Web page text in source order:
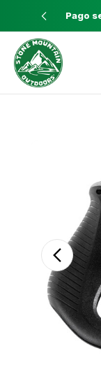
a $60 Pago